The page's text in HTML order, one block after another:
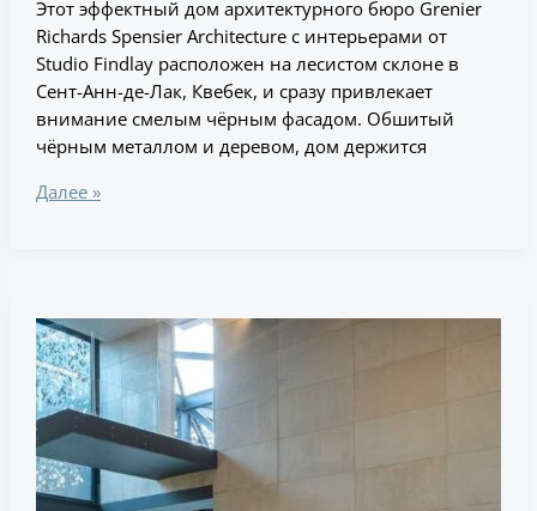
Этот эффектный дом архитектурного бюро Grenier
Richards Spensier Architecture с интерьерами от
Studio Findlay расположен на лесистом склоне в
Сент-Анн-де-Лак, Квебек, и сразу привлекает
внимание смелым чёрным фасадом. Обшитый
чёрным металлом и деревом, дом держится
Далее »
Sandton
в
Йоханнесбурге:
дом,
обёрнутый
складными
металлическими